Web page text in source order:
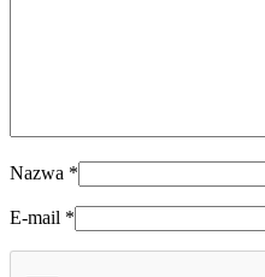
Nazwa *
E-mail *